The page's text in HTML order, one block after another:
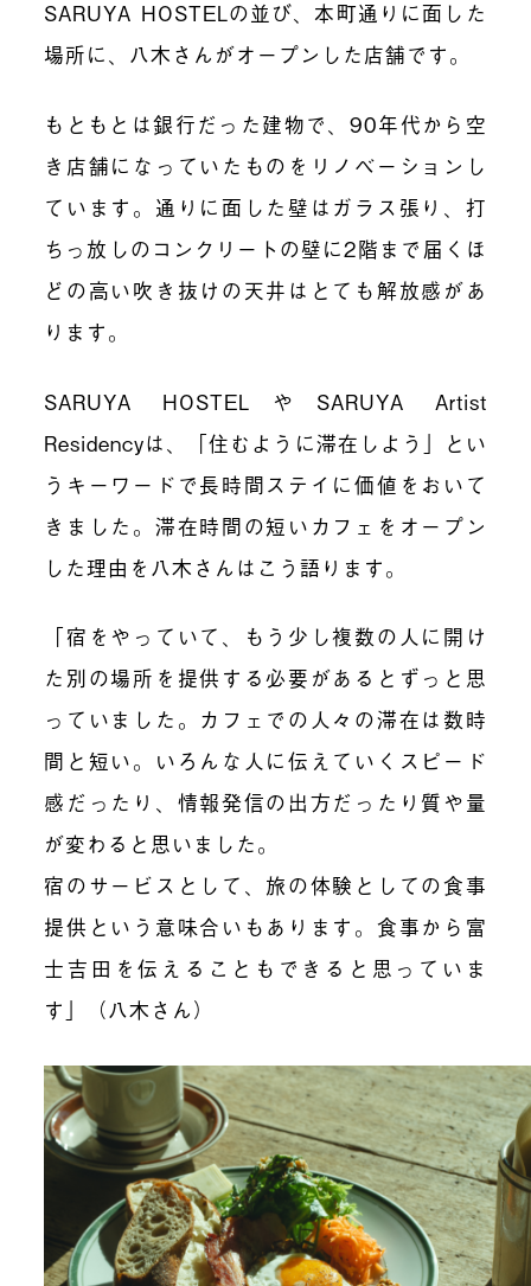
SARUYA HOSTELの並び、本町通りに面した
場所に、八木さんがオープンした店舗です。
もともとは銀行だった建物で、90年代から空
き店舗になっていたものをリノベーションし
ています。通りに面した壁はガラス張り、打
ちっ放しのコンクリートの壁に2階まで届くほ
どの高い吹き抜けの天井はとても解放感があ
ります。
SARUYA HOSTELやSARUYA Artist
Residencyは、「住むように滞在しよう」とい
うキーワードで長時間ステイに価値をおいて
きました。滞在時間の短いカフェをオープン
した理由を八木さんはこう語ります。
「宿をやっていて、もう少し複数の人に開け
た別の場所を提供する必要があるとずっと思
っていました。カフェでの人々の滞在は数時
間と短い。いろんな人に伝えていくスピード
感だったり、情報発信の出方だったり質や量
が変わると思いました。
宿のサービスとして、旅の体験としての食事
提供という意味合いもあります。食事から富
士吉田を伝えることもできると思っていま
す」（八木さん）